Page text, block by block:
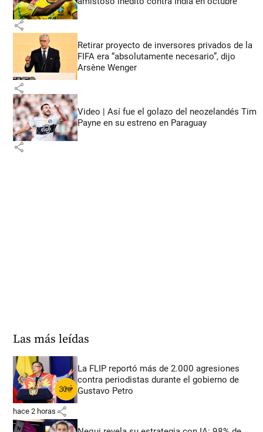
share
Retirar proyecto de inversores privados de la
FIFA era “absolutamente necesario”, dijo
Arsène Wenger
share
Video | Así fue el golazo del neozelandés Tim
Payne en su estreno en Paraguay
share
Las más leídas
La FLIP reportó más de 2.000 agresiones
contra periodistas durante el gobierno de
Gustavo Petro
hace 2 horas share